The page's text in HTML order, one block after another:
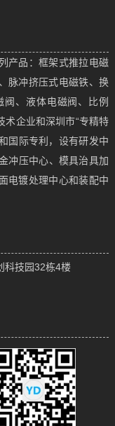
产品：框架式推拉电磁
脉冲挤压式电磁铁、换
、液体电磁阀、比例
术企业和深圳市“专精特
国际专利，设有研发中
冲压中心、模具治具加
电镀处理中心和装配中
科技园32栋4楼